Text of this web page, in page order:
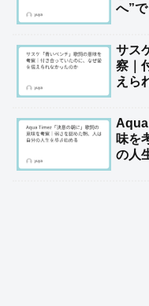
へ”
サス
察｜
えら
味を
の人